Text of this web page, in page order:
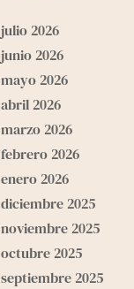
julio 2026
junio 2026
mayo 2026
abril 2026
marzo 2026
febrero 2026
enero 2026
diciembre 2025
noviembre 2025
octubre 2025
septiembre 2025